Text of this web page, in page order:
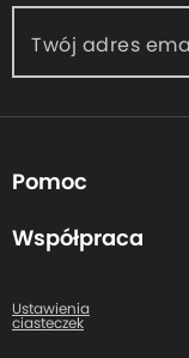
Twój adres
Pomoc
O nas
Centrum pomocy
Kontakt
Współpraca
Ustawienia
ciasteczek